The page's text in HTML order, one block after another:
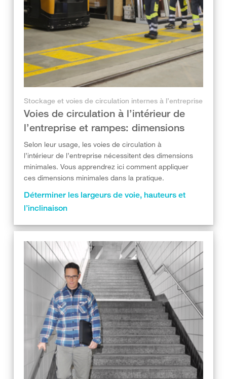
Stockage et voies de circulation internes à l’entreprise
Voies de circulation à l’intérieur de
l’entreprise et rampes: dimensions
Selon leur usage, les voies de circulation à
l’intérieur de l’entreprise nécessitent des dimensions
minimales. Vous apprendrez ici comment appliquer
ces dimensions minimales dans la pratique.
Déterminer les largeurs de voie, hauteurs et
l’inclinaison